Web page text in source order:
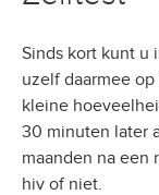
Sinds kort kunt u
uzelf daarmee
kleine
30 minuten later
maanden na een
hiv of niet.